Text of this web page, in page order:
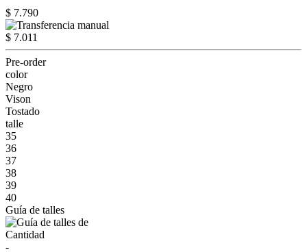
$ 7.790
$ 7.011
Pre-order
color
Negro
Vison
Tostado
talle
35
36
37
38
39
40
Guía de talles
Cantidad
-